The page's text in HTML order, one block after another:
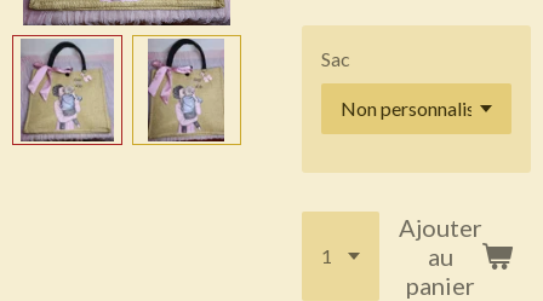
Sac
Ajouter
au
panier